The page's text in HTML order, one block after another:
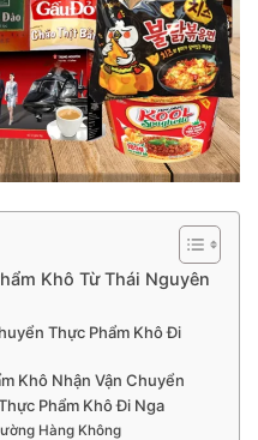
Khô Từ Thái Nguyên
Thực Phẩm Khô Đi
Khô Nhận Vận Chuyển
Phẩm Khô Đi Nga
Hàng Không